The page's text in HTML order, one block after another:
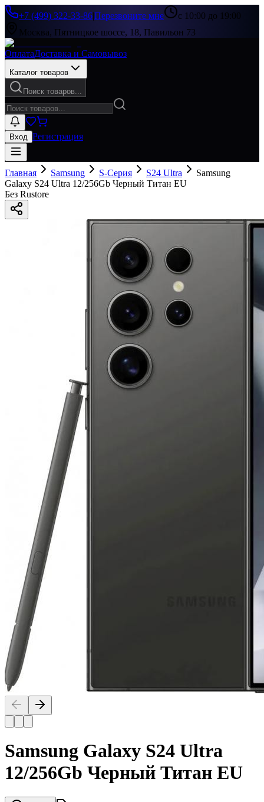
+7 (499) 322-33-86|Перезвоните мне
с 10:00 до 19:00
Москва, Пятницкое шоссе, 18, Павильон 73
ОплатаДоставка и Самовывоз
Каталог товаров
Поиск товаров...
Вход Регистрация
Главная Samsung S-Серия S24 Ultra
Samsung
Galaxy S24 Ultra 12/256Gb Черный Титан EU
Без Rustore
Samsung Galaxy S24 Ultra
12/256Gb Черный Титан EU